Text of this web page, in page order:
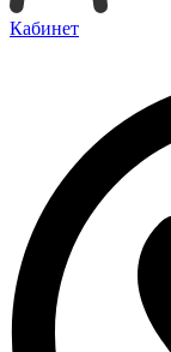
Кабинет